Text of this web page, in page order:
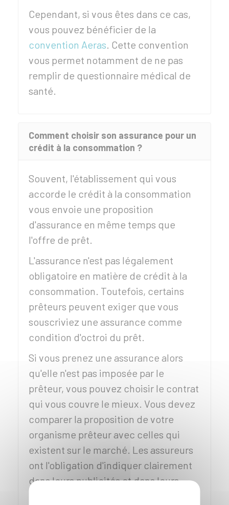
Cependant, si vous êtes dans ce cas,
vous pouvez bénéficier de la
convention Aeras. Cette convention
vous permet notamment de ne pas
remplir de questionnaire médical de
santé.
Comment choisir son assurance pour un
crédit à la consommation ?
Souvent, l'établissement qui vous
accorde le crédit à la consommation
vous envoie une proposition
d'assurance en même temps que
l'offre de prêt.
L'assurance n'est pas légalement
obligatoire en matière de crédit à la
consommation. Toutefois, certains
prêteurs peuvent exiger que vous
souscriviez une assurance comme
condition d'octroi du prêt.
Si vous prenez une assurance alors
qu'elle n'est pas imposée par le
prêteur, vous pouvez choisir le contrat
qui vous couvre le mieux. Vous devez
comparer la proposition de votre
organisme prêteur avec celles qui
existent sur le marché. Les assureurs
ont l'obligation d'indiquer clairement
dans leurs publicités et dans leurs